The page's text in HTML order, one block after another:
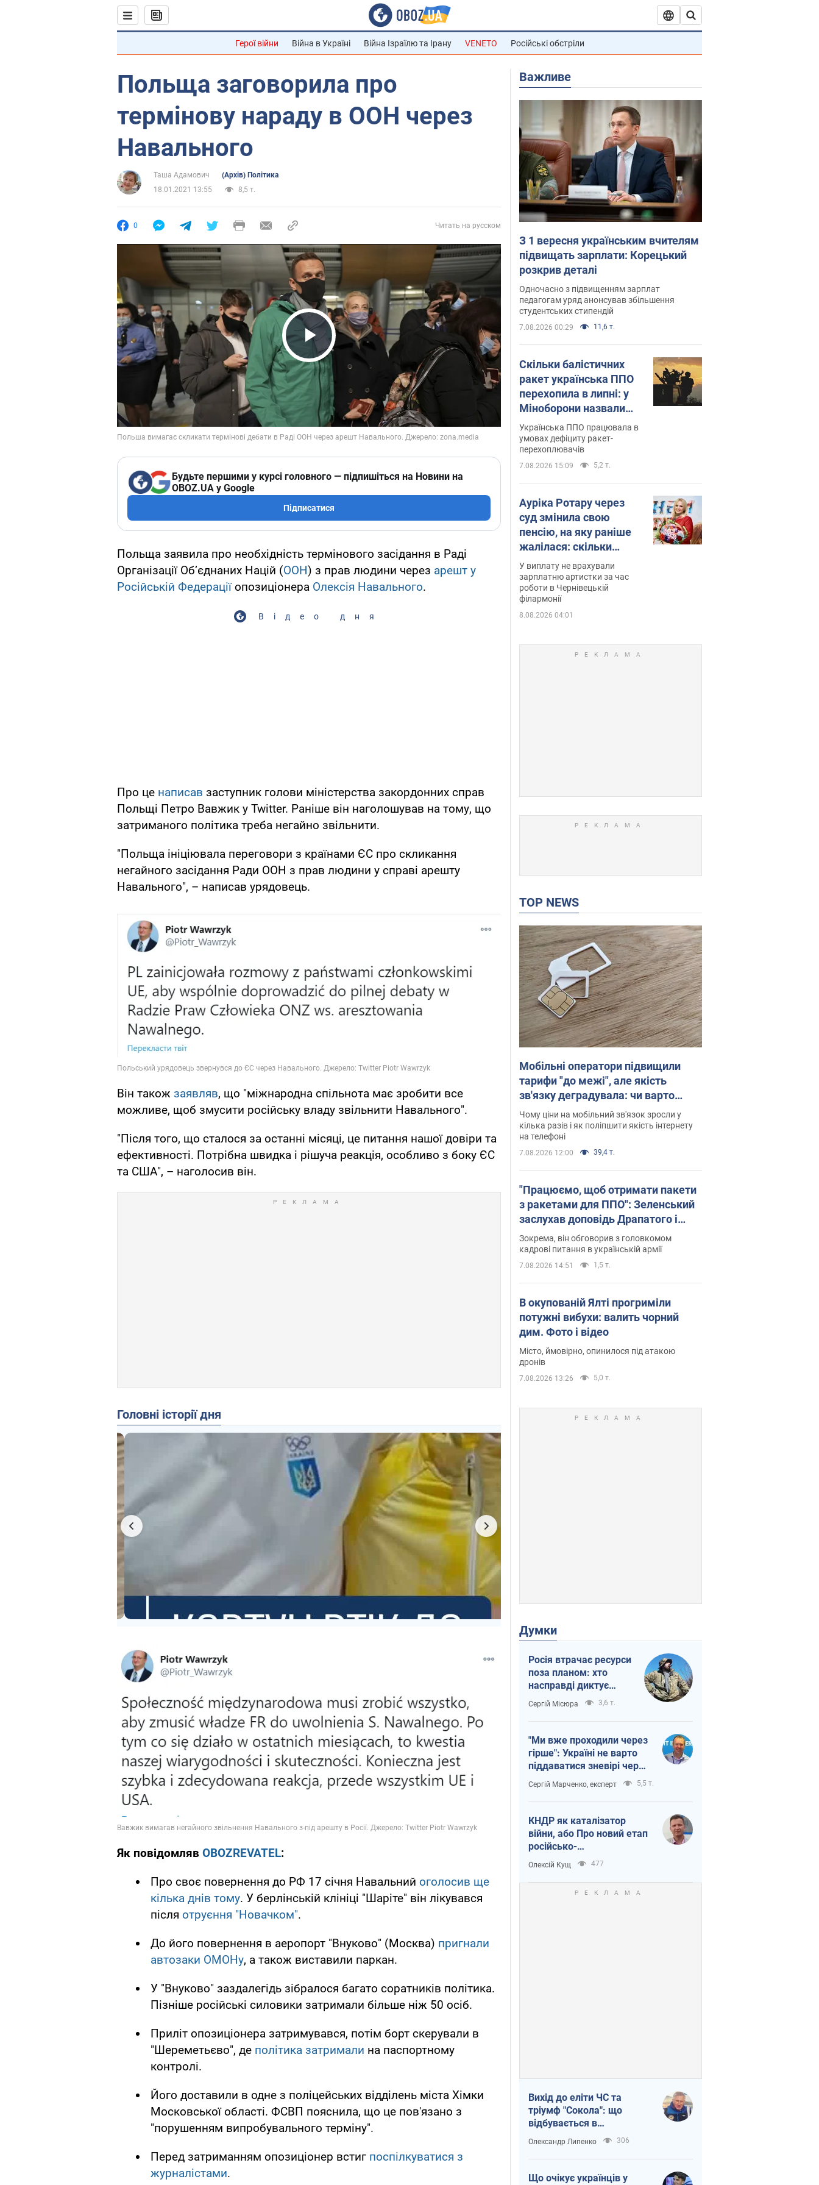
Герої війни Війна в Україні Війна Ізраїлю та Ірану VENETO Російські обстріли
Польща заговорила про
термінову нараду в ООН через
Навального
Таша Адамович
(Архів) Політика
18.01.2021 13:55
8,5 т.
0 Читать на русском
Play Video
Будьте першими у курсі головного — підпишіться на Новини на
OBOZ.UA у Google
Підписатися
Польща заявила про необхідність термінового засідання в Раді
Організації Об’єднаних Націй (ООН) з прав людини через арешт у
Російській Федераціїопозиціонера Олексія Навального.
Відео дня
Про це написав заступник голови міністерства закордонних справ
Польщі Петро Вавжик у Twitter. Раніше він наголошував на тому, що
затриманого політика треба негайно звільнити.
"Польща ініціювала переговори з країнами ЄС про скликання
негайного засідання Ради ООН з прав людини у справі арешту
Навального", – написав урядовець.
Він також заявляв, що "міжнародна спільнота має зробити все
можливе, щоб змусити російську владу звільнити Навального".
"Після того, що сталося за останні місяці, це питання нашої довіри та
ефективності. Потрібна швидка і рішуча реакція, особливо з боку ЄС
та США", – наголосив він.
Головні історії дня
Як повідомляв OBOZREVATEL:
Про своє повернення до РФ 17 січня Навальний оголосив ще
кілька днів тому. У берлінській клініці "Шаріте" він лікувався
після отруєння "Новачком".
До його повернення в аеропорт "Внуково" (Москва) пригнали
автозаки ОМОНу, а також виставили паркан.
У "Внуково" заздалегідь зібралося багато соратників політика.
Пізніше російські силовики затримали більше ніж 50 осіб.
Приліт опозиціонера затримувався, потім борт скерували в
"Шереметьєво", де політика затримали на паспортному
контролі.
Його доставили в одне з поліцейських відділень міста Хімки
Московської області. ФСВП пояснила, що це пов'язано з
"порушенням випробувального терміну".
Перед затриманням опозиціонер встиг поспілкуватися з
журналістами.
Важливе
З 1 вересня українським вчителям
підвищать зарплати: Корецький
розкрив деталі
Одночасно з підвищенням зарплат
педагогам уряд анонсував збільшення
студентських стипендій
7.08.2026 00:29 11,6 т.
Скільки балістичних
ракет українська ППО
перехопила в липні: у
Міноборони назвали
цифру
Українська ППО працювала в
умовах дефіциту ракет-
перехоплювачів
7.08.2026 15:09 5,2 т.
Ауріка Ротару через
суд змінила свою
пенсію, на яку раніше
жалілася: скільки
отримувала співачка
У виплату не врахували
зарплатню артистки за час
роботи в Чернівецькій
філармонії
8.08.2026 04:01
TOP NEWS
Мобільні оператори підвищили
тарифи "до межі", але якість
зв'язку деградувала: чи варто
скаржитись на ціни
Чому ціни на мобільний зв'язок зросли у
кілька разів і як поліпшити якість інтернету
на телефоні
7.08.2026 12:00 39,4 т.
"Працюємо, щоб отримати пакети
з ракетами для ППО": Зеленський
заслухав доповідь Драпатого і
анонсував нові кроки
Зокрема, він обговорив з головкомом
кадрові питання в українській армії
7.08.2026 14:51 1,5 т.
В окупованій Ялті прогриміли
потужні вибухи: валить чорний
дим. Фото і відео
Місто, ймовірно, опинилося під атакою
дронів
7.08.2026 13:26 5,0 т.
Думки
Росія втрачає ресурси
поза планом: хто
насправді диктує
темп війни
Сергій Місюра 3,6 т.
"Ми вже проходили через
гірше": Україні не варто
піддаватися зневірі через
ракетний терор
Сергій Марченко, експерт 5,5 т.
КНДР як каталізатор
війни, або Про новий етап
російсько-
північнокорейського
Олексій Кущ 477
Вихід до еліти ЧС та
тріумф "Сокола": що
відбувається в
українському хокеї
Олександр Липенко 306
Що очікує українців у